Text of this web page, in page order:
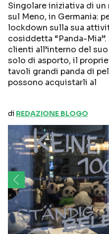
Singolare iniziativa di
sul Meno, in Germania:
lockdown sulla sua
cosiddetta “Panda-
clienti all’interno del
solo di asporto, il
tavoli grandi panda di
possono acquistarli al
di REDAZIONE BLOGO